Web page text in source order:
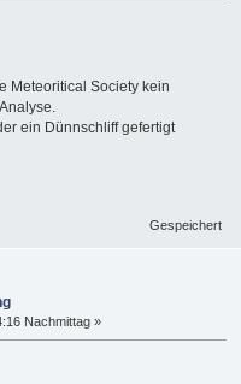
Meteoritical Society kein
ein Dünnschliff gefertigt
Gespeichert
Nachmittag »